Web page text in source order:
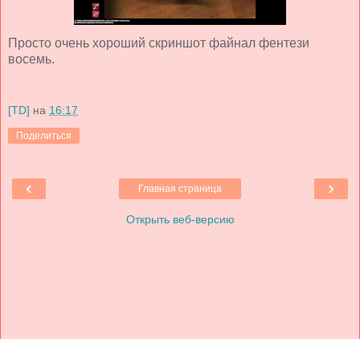
Просто очень хороший скриншот файнал фентези
восемь.
[TD] на 16:17
Поделиться
‹ ›
Главная страница
Открыть веб-версию